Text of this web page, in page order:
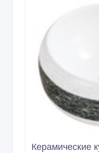
Керамические